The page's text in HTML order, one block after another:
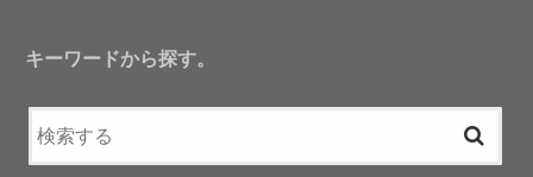
キーワードから探す。